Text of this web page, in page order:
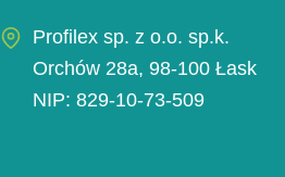
Profilex sp. z o.o. sp.k.
Orchów 28a, 98-100 Łask
NIP: 829-10-73-509